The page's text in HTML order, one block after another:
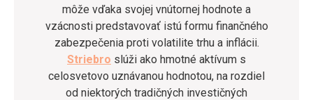
môže vďaka svojej vnútornej hodnote a
vzácnosti predstavovať istú formu finančného
zabezpečenia proti volatilite trhu a inflácii.
Striebro slúži ako hmotné aktívum s
celosvetovo uznávanou hodnotou, na rozdiel
od niektorých tradičných investičných